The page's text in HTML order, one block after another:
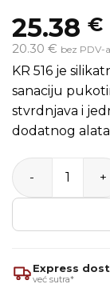
25.38 €
20.30 € bez PDV-a
KR 516 je
sanaciju
stvrdnjava i
dodatnog
UZIN KR 516 2-
Express
već sutra*